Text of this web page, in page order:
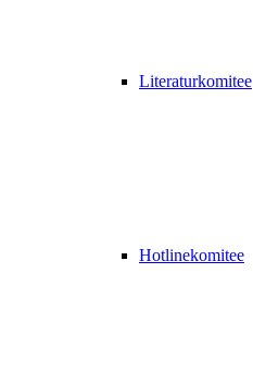
Literaturkomitee
Hotlinekomitee